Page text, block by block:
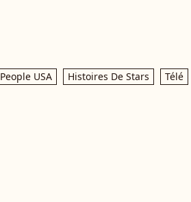
People USA Histoires De Stars Télé